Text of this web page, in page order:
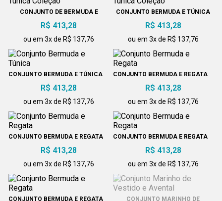
CONJUNTO DE BERMUDA E
R$ 413,28
ou em 3x de R$ 137,76
CONJUNTO BERMUDA E TÚNICA
R$ 413,28
ou em 3x de R$ 137,76
CONJUNTO BERMUDA E TÚNICA
R$ 413,28
ou em 3x de R$ 137,76
CONJUNTO BERMUDA E REGATA
R$ 413,28
ou em 3x de R$ 137,76
CONJUNTO BERMUDA E REGATA
R$ 413,28
ou em 3x de R$ 137,76
CONJUNTO BERMUDA E REGATA
R$ 413,28
ou em 3x de R$ 137,76
CONJUNTO BERMUDA E REGATA
CONJUNTO MARINHO DE